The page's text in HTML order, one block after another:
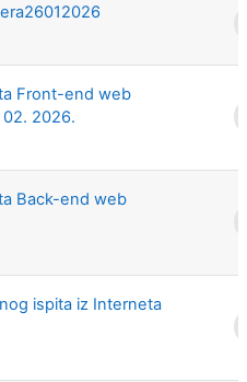
Front-end web
2026.
Back-end web
ispita iz Interneta